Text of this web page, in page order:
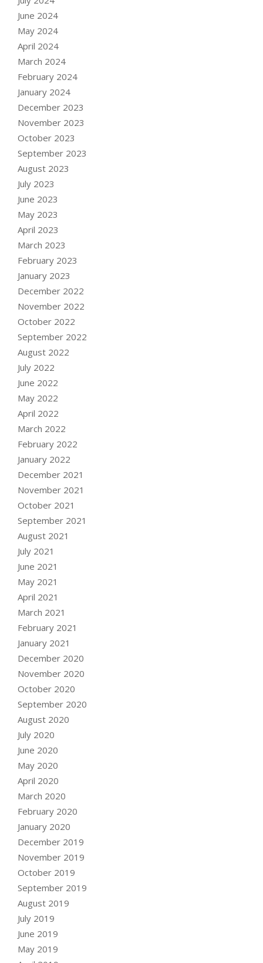
June 2024
May 2024
April 2024
March 2024
February 2024
January 2024
December 2023
November 2023
October 2023
September 2023
August 2023
July 2023
June 2023
May 2023
April 2023
March 2023
February 2023
January 2023
December 2022
November 2022
October 2022
September 2022
August 2022
July 2022
June 2022
May 2022
April 2022
March 2022
February 2022
January 2022
December 2021
November 2021
October 2021
September 2021
August 2021
July 2021
June 2021
May 2021
April 2021
March 2021
February 2021
January 2021
December 2020
November 2020
October 2020
September 2020
August 2020
July 2020
June 2020
May 2020
April 2020
March 2020
February 2020
January 2020
December 2019
November 2019
October 2019
September 2019
August 2019
July 2019
June 2019
May 2019